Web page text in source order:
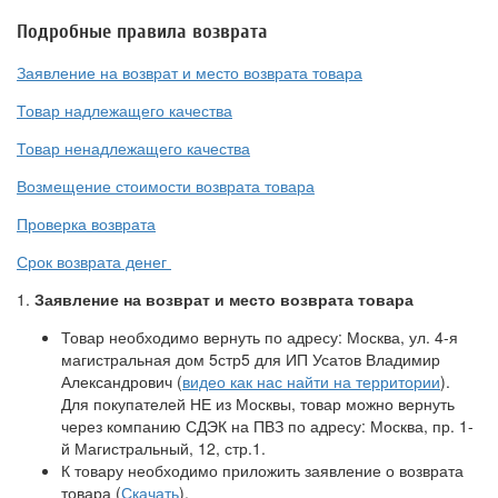
Подробные правила возврата
Заявление на возврат и место возврата товара
Товар надлежащего качества
Товар ненадлежащего качества
Возмещение стоимости возврата товара
Проверка возврата
Срок возврата денег
1. Заявление на возврат и место возврата товара
Товар необходимо вернуть по адресу: Москва, ул. 4-я
магистральная дом 5стр5 для ИП Усатов Владимир
Александрович (видео как нас найти на территории).
Для покупателей НЕ из Москвы, товар можно вернуть
через компанию СДЭК на ПВЗ по адресу: Москва, пр. 1-
й Магистральный, 12, стр.1.
К товару необходимо приложить заявление о возврата
товара (Скачать).